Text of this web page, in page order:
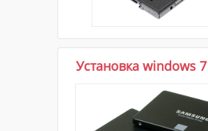
Установка windows